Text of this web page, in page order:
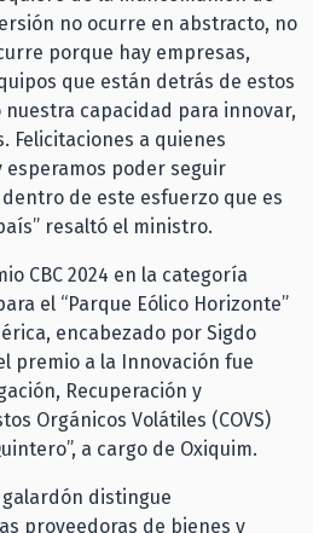
no ocurre en abstracto, no
porque hay empresas,
que están detrás de estos
capacidad para innovar,
Felicitaciones a quienes
poder seguir
de este esfuerzo que es
resaltó el ministro.
CBC 2024 en la categoría
el “Parque Eólico Horizonte”
encabezado por Sigdo
premio a la Innovación fue
Recuperación y
Orgánicos Volátiles (COVS)
a cargo de Oxiquim.
distingue
proveedoras de bienes y